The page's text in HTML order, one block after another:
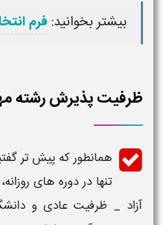
بیشتر بخوانید: فرم
ظرفیت پذیرش رشته
همانطور که پیش تر
تنها در دوره های
آزاد _ ظرفیت عادی و